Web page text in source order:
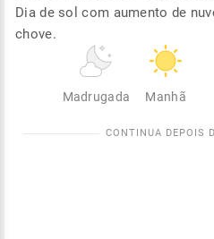
Dia de sol com aumento de
chove.
Madrugada Manhã